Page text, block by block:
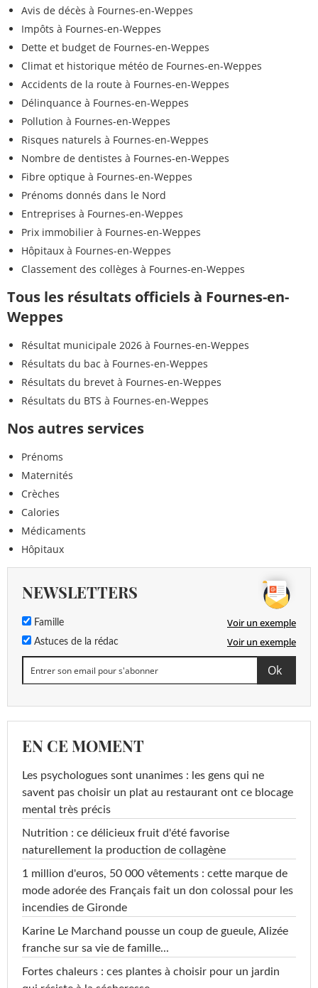
Avis de décès à Fournes-en-Weppes
Impôts à Fournes-en-Weppes
Dette et budget de Fournes-en-Weppes
Climat et historique météo de Fournes-en-Weppes
Accidents de la route à Fournes-en-Weppes
Délinquance à Fournes-en-Weppes
Pollution à Fournes-en-Weppes
Risques naturels à Fournes-en-Weppes
Nombre de dentistes à Fournes-en-Weppes
Fibre optique à Fournes-en-Weppes
Prénoms donnés dans le Nord
Entreprises à Fournes-en-Weppes
Prix immobilier à Fournes-en-Weppes
Hôpitaux à Fournes-en-Weppes
Classement des collèges à Fournes-en-Weppes
Tous les résultats officiels à Fournes-en-
Weppes
Résultat municipale 2026 à Fournes-en-Weppes
Résultats du bac à Fournes-en-Weppes
Résultats du brevet à Fournes-en-Weppes
Résultats du BTS à Fournes-en-Weppes
Nos autres services
Prénoms
Maternités
Crèches
Calories
Médicaments
Hôpitaux
NEWSLETTERS
Famille Voir un exemple
Astuces de la rédac Voir un exemple
EN CE MOMENT
Les psychologues sont unanimes : les gens qui ne
savent pas choisir un plat au restaurant ont ce blocage
mental très précis
Nutrition : ce délicieux fruit d'été favorise
naturellement la production de collagène
1 million d'euros, 50 000 vêtements : cette marque de
mode adorée des Français fait un don colossal pour les
incendies de Gironde
Karine Le Marchand pousse un coup de gueule, Alizée
franche sur sa vie de famille...
Fortes chaleurs : ces plantes à choisir pour un jardin